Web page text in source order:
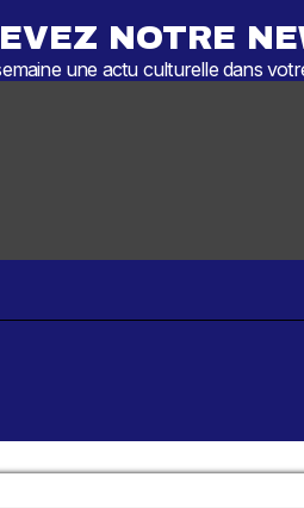
NOTRE
une actu culturelle dans